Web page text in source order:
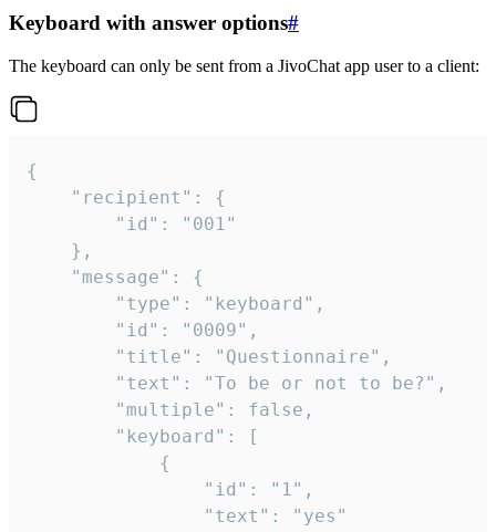
Keyboard with answer options#
The keyboard can only be sent from a JivoChat app user to a client:
{